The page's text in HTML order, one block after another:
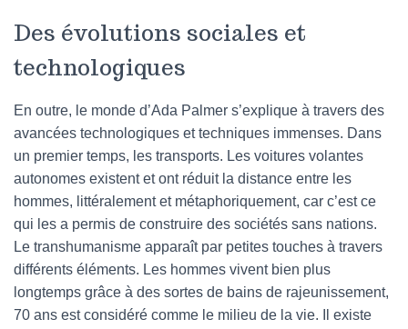
Des évolutions sociales et
technologiques
En outre, le monde d’Ada Palmer s’explique à travers des
avancées technologiques et techniques immenses. Dans
un premier temps, les transports. Les voitures volantes
autonomes existent et ont réduit la distance entre les
hommes, littéralement et métaphoriquement, car c’est ce
qui les a permis de construire des sociétés sans nations.
Le transhumanisme apparaît par petites touches à travers
différents éléments. Les hommes vivent bien plus
longtemps grâce à des sortes de bains de rajeunissement,
70 ans est considéré comme le milieu de la vie. Il existe